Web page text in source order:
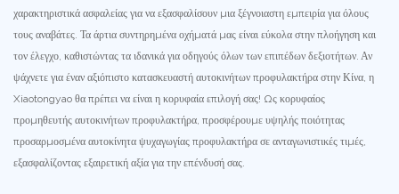
χαρακτηριστικά ασφαλείας για να εξασφαλίσουν μια ξέγνοιαστη εμπειρία για όλους
τους αναβάτες. Τα άρτια συντηρημένα οχήματά μας είναι εύκολα στην πλοήγηση και
τον έλεγχο, καθιστώντας τα ιδανικά για οδηγούς όλων των επιπέδων δεξιοτήτων. Αν
ψάχνετε για έναν αξιόπιστο κατασκευαστή αυτοκινήτων προφυλακτήρα στην Κίνα, η
Xiaotongyao θα πρέπει να είναι η κορυφαία επιλογή σας! Ως κορυφαίος
προμηθευτής αυτοκινήτων προφυλακτήρα, προσφέρουμε υψηλής ποιότητας
προσαρμοσμένα αυτοκίνητα ψυχαγωγίας προφυλακτήρα σε ανταγωνιστικές τιμές,
εξασφαλίζοντας εξαιρετική αξία για την επένδυσή σας.